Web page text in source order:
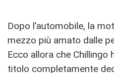
Dopo l’automobile, la
mezzo più amato dalle
Ecco allora che Chillingo
titolo completamente